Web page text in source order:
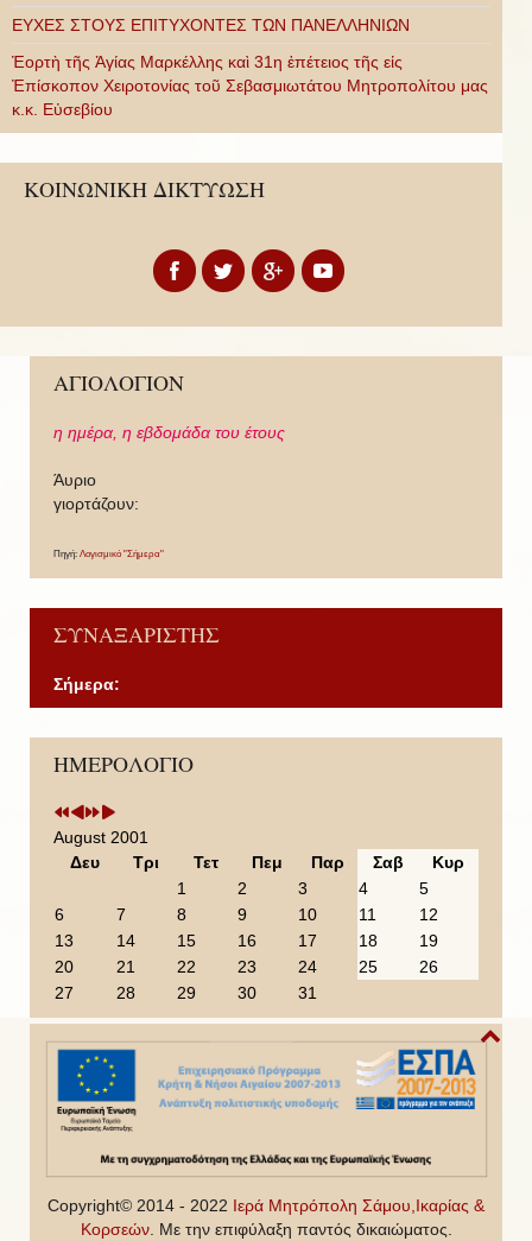
ΕΥΧΕΣ ΣΤΟΥΣ ΕΠΙΤΥΧΟΝΤΕΣ ΤΩΝ ΠΑΝΕΛΛΗΝΙΩΝ
Ἑορτὴ τῆς Ἁγίας Μαρκέλλης καὶ 31η ἐπέτειος τῆς εἰς
Ἐπίσκοπον Χειροτονίας τοῦ Σεβασμιωτάτου Μητροπολίτου μας
κ.κ. Εὐσεβίου
ΚΟΙΝΩΝΙΚΗ ΔΙΚΤΥΩΣΗ
ΑΓΙΟΛΟΓΙΟΝ
η ημέρα, η εβδομάδα του έτους
Άυριο
γιορτάζουν:
Πηγή: Λογισμικό "Σήμερα"
ΣΥΝΑΞΑΡΙΣΤΗΣ
Σήμερα:
ΗΜΕΡΟΛΟΓΙΟ
P
r
v
i
e
a
r
P
r
v
i
o
o
n
t
h
N
e
t
Y
e
N
e
t
M
August 2001
Δευ
Τρι Τετ Πεμ Παρ Σαβ
Κυρ
1
2 3 4
5
6
7 8 9 10 11
12
13
14 15 16 17 18
19
20
21 22 23 24 25
26
27
28 29 30 31
Copyright© 2014 - 2022 Ιερά Μητρόπολη Σάμου,Ικαρίας &
Κορσεών. Με την επιφύλαξη παντός δικαιώματος.